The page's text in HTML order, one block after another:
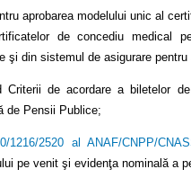
aprobarea modelului unic al
de concediu medical
şi din sistemul de asigurare
Criterii de acordare a biletelor
de Pensii Publice;
1216/2520 al ANAF/CNPP/
pe venit şi evidenţa nominală a